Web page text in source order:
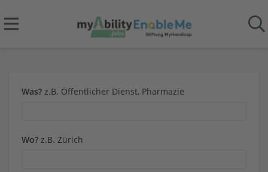
Was? z.B. Öffentlicher Dienst, Pharmazie
Wo? z.B. Zürich